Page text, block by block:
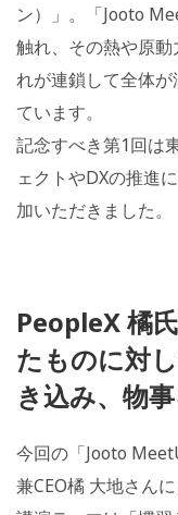
ン）」。「Jooto
触れ、その熱や原
れが連鎖して全体
ています。
記念すべき第1回は
ェクトやDXの推進
加いただきました。
PeopleX 橘
たものに対
き込み、物
今回の「Jooto
兼CEO橘 大地さん